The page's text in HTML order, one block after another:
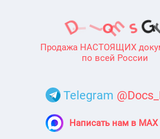
Продажа НАСТОЯЩИХ
по всей России
Telegram
Написать нам в MAX